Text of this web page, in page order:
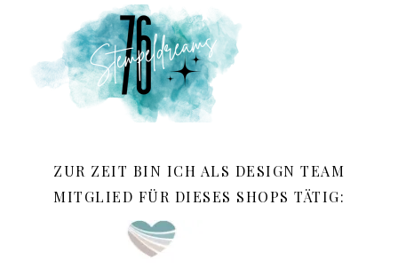
ZUR ZEIT BIN ICH ALS DESIGN TEAM
MITGLIED FÜR DIESES SHOPS TÄTIG: